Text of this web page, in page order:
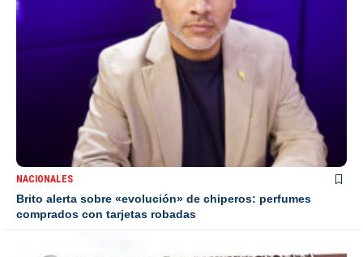
NACIONALES
Brito alerta sobre «evolución» de chiperos: perfumes
comprados con tarjetas robadas